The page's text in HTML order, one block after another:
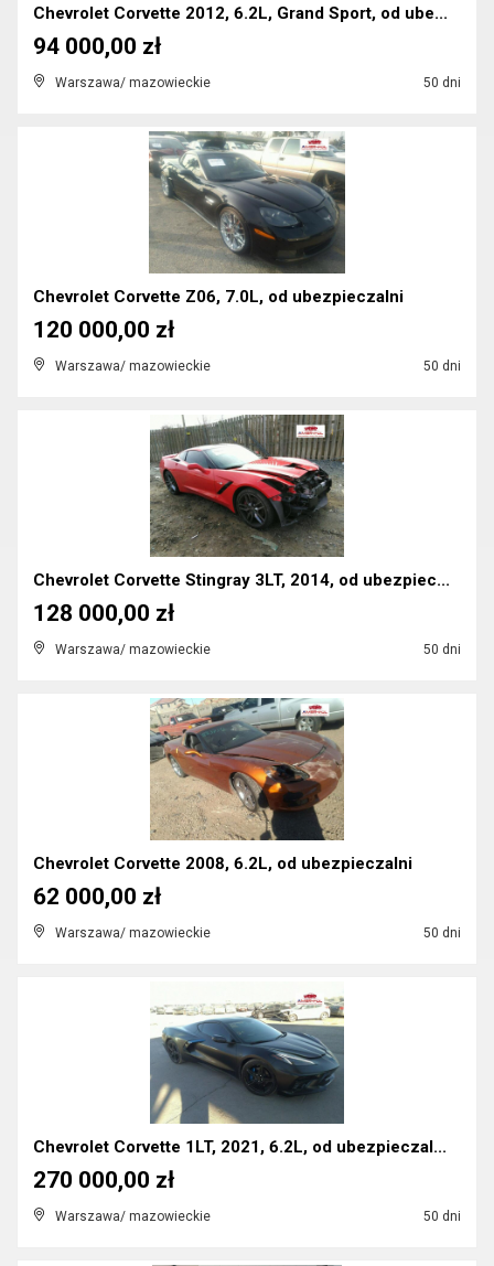
Chevrolet Corvette 2012, 6.2L, Grand Sport, od ube...
Warszawa/ mazowieckie 50 dni
94 000,00 zł
Chevrolet Corvette Z06, 7.0L, od ubezpieczalni
Warszawa/ mazowieckie 50 dni
120 000,00 zł
Chevrolet Corvette Stingray 3LT, 2014, od ubezpiec...
Warszawa/ mazowieckie 50 dni
128 000,00 zł
Chevrolet Corvette 2008, 6.2L, od ubezpieczalni
Warszawa/ mazowieckie 50 dni
62 000,00 zł
Chevrolet Corvette 1LT, 2021, 6.2L, od ubezpieczal...
Warszawa/ mazowieckie 50 dni
270 000,00 zł